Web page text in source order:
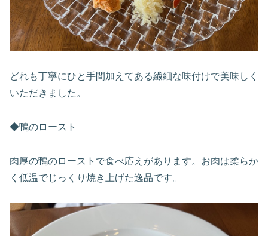
どれも丁寧にひと手間加えてある繊細な味付けで美味しく
いただきました。
◆鴨のロースト
肉厚の鴨のローストで食べ応えがあります。お肉は柔らか
く低温でじっくり焼き上げた逸品です。